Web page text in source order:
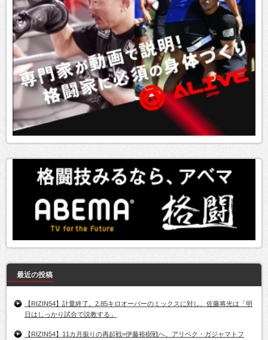
最近の投稿
【RIZIN54】計量終了。2.85キロオーバーのミックスに対し、佐藤将光は「明
日はしっかり試合で説教する」
【RIZIN54】11カ月振りの再起戦=伊藤裕樹戦へ、アリベク・ガジャマトフ